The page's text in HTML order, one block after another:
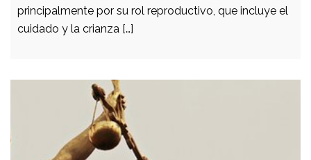
principalmente por su rol reproductivo, que incluye el
cuidado y la crianza […]